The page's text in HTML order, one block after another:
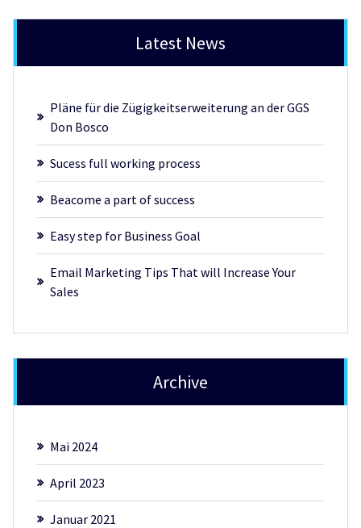
Latest News
Pläne für die Zügigkeitserweiterung an der GGS
Don Bosco
Sucess full working process
Beacome a part of success
Easy step for Business Goal
Email Marketing Tips That will Increase Your
Sales
Archive
Mai 2024
April 2023
Januar 2021